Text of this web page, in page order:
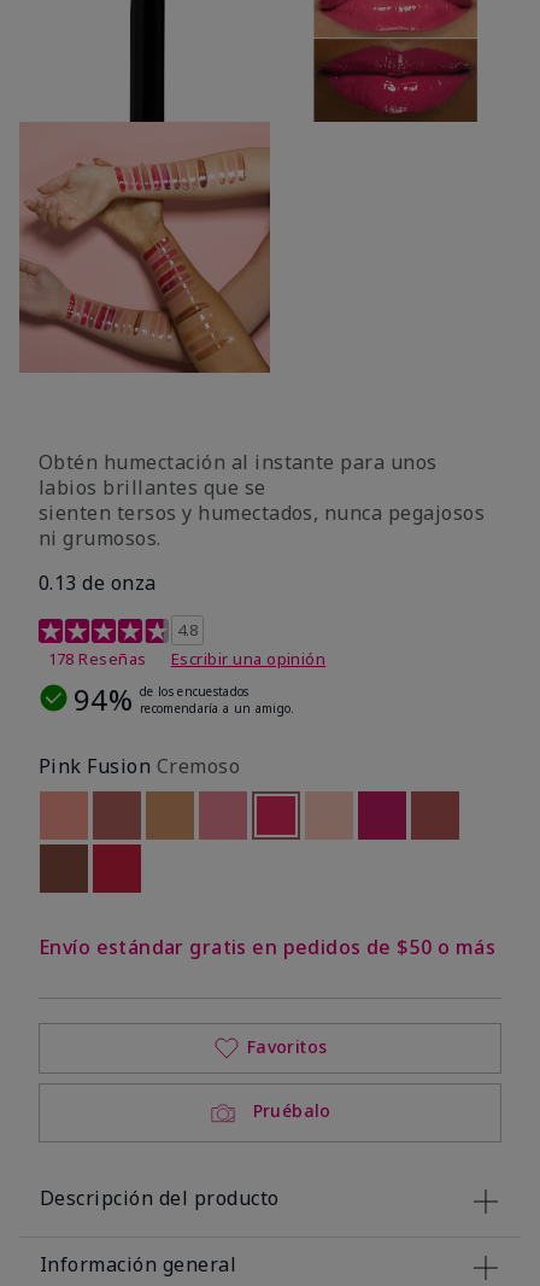
Obtén humectación al instante para unos
labios brillantes que se
sienten tersos y humectados, nunca pegajosos
ni grumosos.
0.13 de onza
Calificación de clientes de 4,8 de 5
4.8
178 Reseñas
Escribir una opinión
94% de los encuestados
recomendaría a un amigo.
Pink Fusion Cremoso
Out of stockOut of stockseleccionado
Out of stock
Envío estándar gratis en pedidos de $50 o más
Pruébalo
Favoritos
Descripción del producto
Información general